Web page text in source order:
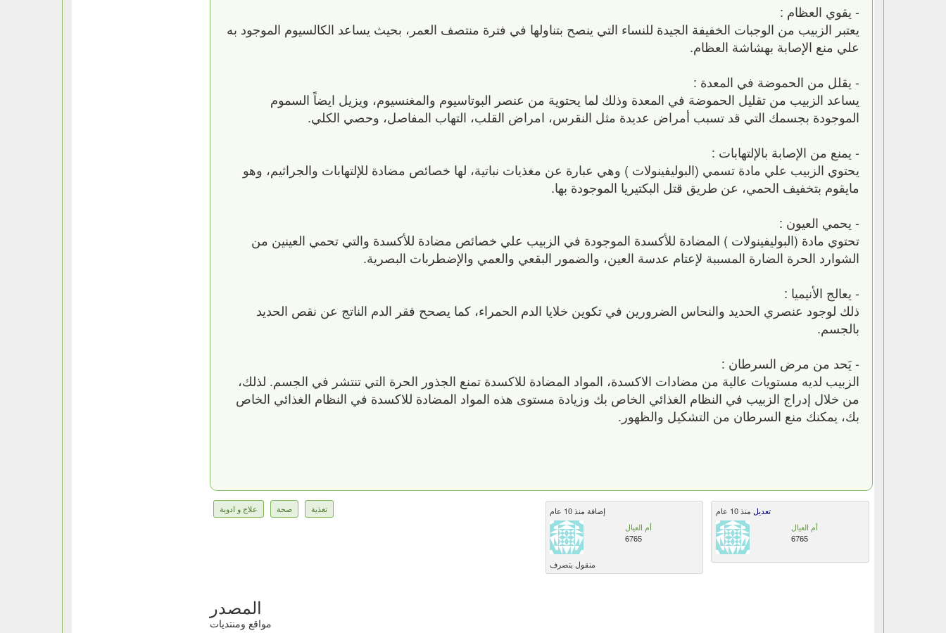
- يقوي العظام :
يعتبر الزبيب من الوجبات الخفيفة الجيدة للنساء التي ينصح بتناولها في فترة منتصف العمر، بحيث يساعد الكالسيوم الموجود به
علي منع الإصابة بهشاشة العظام.
- يقلل من الحموضة في المعدة :
يساعد الزبيب من تقليل الحموضة في المعدة وذلك لما يحتوية من عنصر البوتاسيوم والمغنسيوم، ويزيل ايضاً السموم
الموجودة بجسمك التي قد تسبب أمراض عديدة مثل النقرس، امراض القلب، التهاب المفاصل، وحصي الكلي.
- يمنع من الإصابة بالإلتهابات :
يحتوي الزبيب علي مادة تسمي (البوليفينولات ) وهي عبارة عن مغذيات نباتية، لها خصائص مضادة للإلتهابات والجراثيم، وهو
مايقوم بتخفيف الحمي، عن طريق قتل البكتيريا الموجودة بها.
- يحمي العيون :
تحتوي مادة (البوليفينولات ) المضادة للأكسدة الموجودة في الزبيب علي خصائص مضادة للأكسدة والتي تحمي العينين من
الشوارد الحرة الضارة المسببة لإعتام عدسة العين، والضمور البقعي والعمي والإضطربات البصرية.
- يعالج الأنيميا :
ذلك لوجود عنصري الحديد والنحاس الضرورين في تكوين خلايا الدم الحمراء، كما يصحح فقر الدم الناتج عن نقص الحديد
بالجسم.
- يَحد من مرض السرطان :
الزبيب لديه مستويات عالية من مضادات الاكسدة، المواد المضادة للاكسدة تمنع الجذور الحرة التي تنتشر في الجسم. لذلك،
من خلال إدراج الزبيب في النظام الغذائي الخاص بك وزيادة مستوى هذه المواد المضادة للاكسدة في النظام الغذائي الخاص
بك، يمكنك منع السرطان من التشكيل والظهور.
تغذية صحة علاج و ادوية
إضافة منذ 10 عام
أم العيال
6765
منقول بتصرف
تعديل منذ 10 عام
أم العيال
6765
المصدر
مواقع ومنتديات